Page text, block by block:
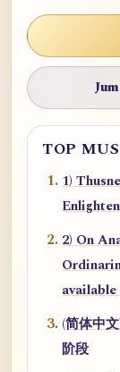
TOP
1)
2) On
available
(简体中
阶段